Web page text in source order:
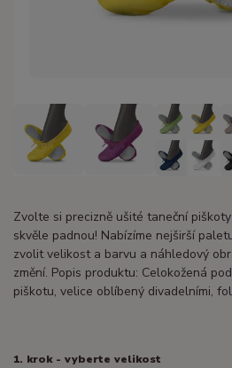
Zvolte si precizně ušité taneční
skvěle padnou! Nabízíme nejširší
zvolit velikost a barvu a náhledový
změní. Popis produktu: Celokožená
piškotu, velice oblíbený divadelními,
1. krok - vyberte velikost